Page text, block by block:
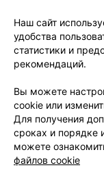
О
Размещение
Способы
Наш сайт
удобства
статистики и
рекомендаций.
Вы можете
cookie или
Для получения
сроках и порядке
можете
файлов cookie